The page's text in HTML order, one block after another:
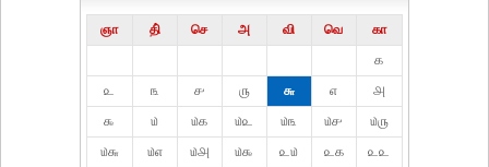
ஞா தி் செ அ வி வெ
கா
௧
௨
௩ ௪ ௫ ௬ ௭
௮
௯
௰ ௰௧ ௰௨ ௰௩ ௰௪
௰௫
௰௬
௰௭ ௰௮ ௰௯ ௨௰ ௨௧
௨௨